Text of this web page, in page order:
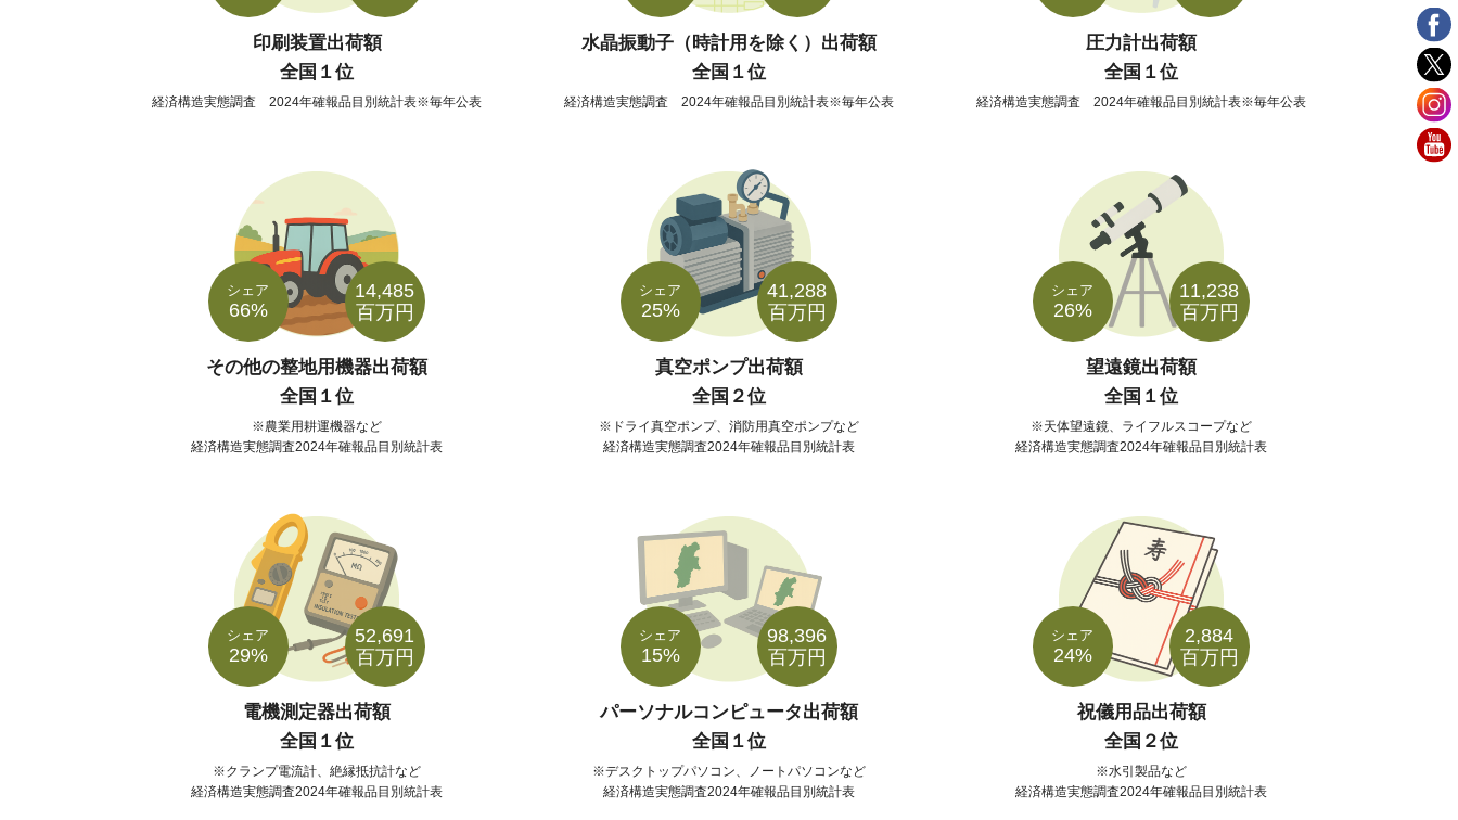
印刷装置出荷額
全国１位
経済構造実態調査 2024年確報品目別統計表※毎年公表
水晶振動子（時計用を除く）出荷額
全国１位
経済構造実態調査 2024年確報品目別統計表※毎年公表
圧力計出荷額
全国１位
経済構造実態調査 2024年確報品目別統計表※毎年公表
14,485
百万円
シェア
66%
その他の整地用機器出荷額
全国１位
農業用耕運機器など
経済構造実態調査2024年確報品目別統計表
41,288
百万円
シェア
25%
真空ポンプ出荷額
全国２位
ドライ真空ポンプ、消防用真空ポンプなど
経済構造実態調査2024年確報品目別統計表
11,238
百万円
シェア
26%
望遠鏡出荷額
全国１位
天体望遠鏡、ライフルスコープなど
経済構造実態調査2024年確報品目別統計表
52,691
百万円
シェア
29%
電機測定器出荷額
全国１位
クランプ電流計、絶縁抵抗計など
経済構造実態調査2024年確報品目別統計表
98,396
百万円
シェア
15%
パーソナルコンピュータ出荷額
全国１位
デスクトップパソコン、ノートパソコンなど
経済構造実態調査2024年確報品目別統計表
2,884
百万円
シェア
24%
祝儀用品出荷額
全国２位
水引製品など
経済構造実態調査2024年確報品目別統計表